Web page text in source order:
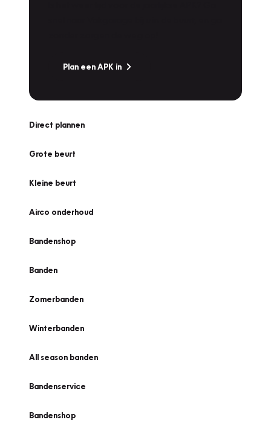
Plan een APK in
Direct plannen
Grote beurt
Kleine beurt
Airco onderhoud
Bandenshop
Banden
Zomerbanden
Winterbanden
All season banden
Bandenservice
Bandenshop